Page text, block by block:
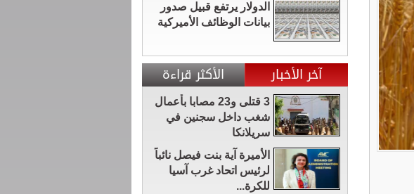
الدولار يرتفع قبيل صدور
بيانات الوظائف الأميركية
آخر الأخبار الأكثر قراءة
3 قتلى و23 مصابا بأعمال
شغب داخل سجنين في
سريلانكا
الأميرة آية بنت فيصل نائباً
لرئيس اتحاد غرب آسيا
للكرة...